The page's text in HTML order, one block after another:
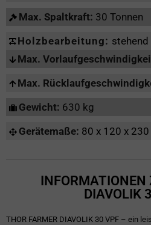
Max. Spaltkraft: 30 Tonnen
Holzbearbeitung: stehend
Max.
Max.
Gewicht: 630 kg
Gerätemaße: 80 x 120 x
INFORMATIONEN
DIAVOLIK
THOR FARMER DIAVOLIK 30 VPF – ein